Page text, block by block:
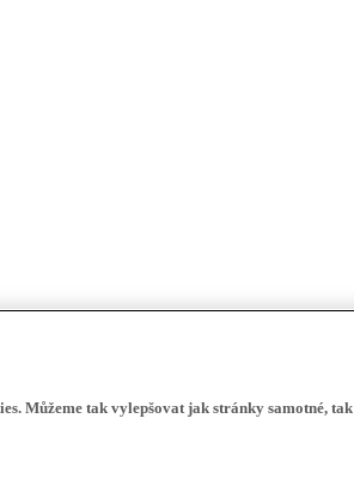
Můžeme tak vylepšovat jak stránky samotné, tak